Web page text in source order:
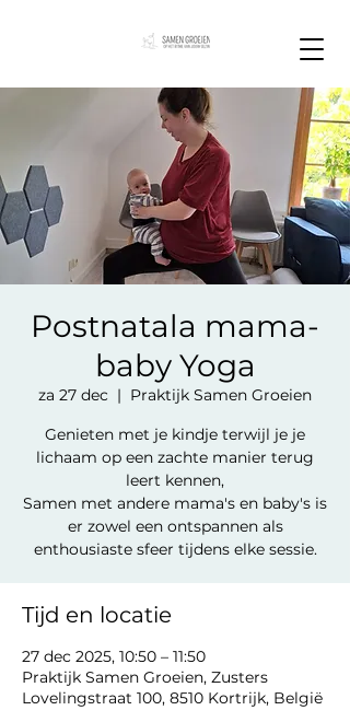
Postnatala mama-
baby Yoga
za 27 dec
  |
Praktijk Samen Groeien
Genieten met je kindje terwijl je je
lichaam op een zachte manier terug
leert kennen,
Samen met andere mama's en baby's is
er zowel een ontspannen als
enthousiaste sfeer tijdens elke sessie.
Tijd en locatie
27 dec 2025, 10:50 – 11:50
Praktijk Samen Groeien, Zusters
Lovelingstraat 100, 8510 Kortrijk, België